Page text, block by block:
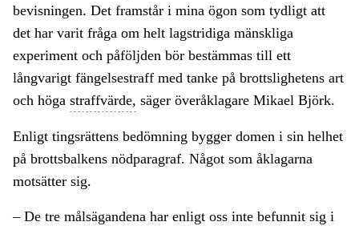
bevisningen. Det framstår i mina ögon som tydligt att
det har varit fråga om helt lagstridiga mänskliga
experiment och påföljden bör bestämmas till ett
långvarigt fängelsestraff med tanke på brottslighetens art
och höga straffvärde, säger överåklagare Mikael Björk.
Enligt tingsrättens bedömning bygger domen i sin helhet
på brottsbalkens nödparagraf. Något som åklagarna
motsätter sig.
– De tre målsägandena har enligt oss inte befunnit sig i